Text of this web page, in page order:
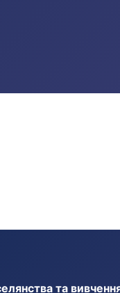
та вивчення